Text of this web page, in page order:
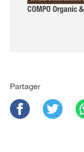
COMPO Organic
Partager